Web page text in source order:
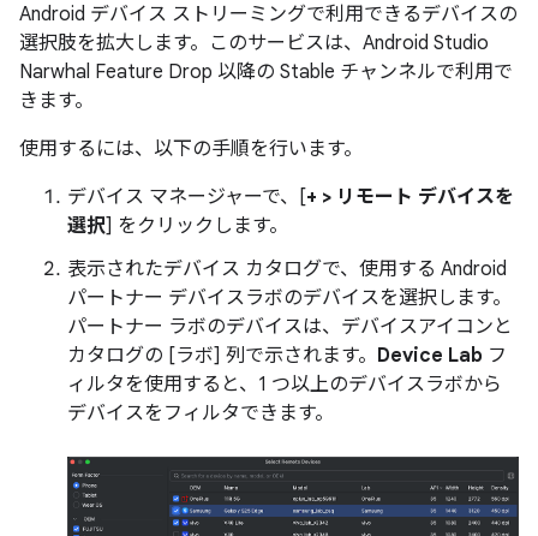
Android デバイス ストリーミングで利用できるデバイスの
選択肢を拡大します。このサービスは、Android Studio
Narwhal Feature Drop 以降の Stable チャンネルで利用で
きます。
使用するには、以下の手順を行います。
デバイス マネージャーで、[+ > リモート デバイスを
選択] をクリックします。
表示されたデバイス カタログで、使用する Android
パートナー デバイスラボのデバイスを選択します。
パートナー ラボのデバイスは、デバイスアイコンと
カタログの [ラボ] 列で示されます。 Device Lab フ
ィルタを使用すると、1 つ以上のデバイスラボから
デバイスをフィルタできます。